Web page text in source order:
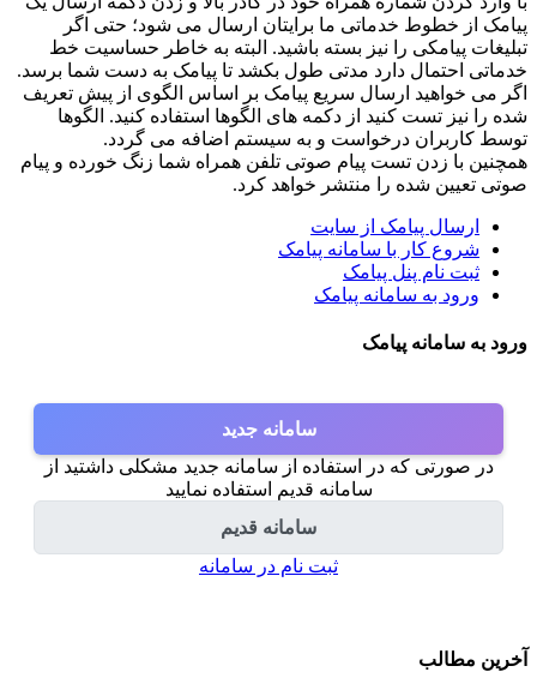
پیامک از خطوط خدماتی ما برایتان ارسال می شود؛ حتی اگر
تبلیغات پیامکی را نیز بسته باشید. البته به خاطر حساسیت خط
خدماتی احتمال دارد مدتی طول بکشد تا پیامک به دست شما برسد.
اگر می خواهید ارسال سریع پیامک بر اساس الگوی از پیش تعریف
شده را نیز تست کنید از دکمه های الگوها استفاده کنید. الگوها
توسط کاربران درخواست و به سیستم اضافه می گردد.
همچنین با زدن تست پیام صوتی تلفن همراه شما زنگ خورده و پیام
صوتی تعیین شده را منتشر خواهد کرد.
ارسال پیامک از سایت
شروع کار با سامانه پیامک
ثبت نام پنل پیامک
ورود به سامانه پیامک
ورود به سامانه پیامک
سامانه جدید
در صورتی که در استفاده از سامانه جدید مشکلی داشتید از
سامانه قدیم استفاده نمایید
سامانه قدیم
ثبت نام در سامانه
آخرین مطالب